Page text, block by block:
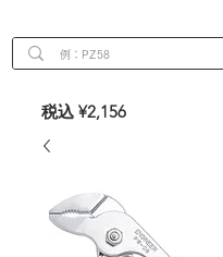
税込 ¥2,156